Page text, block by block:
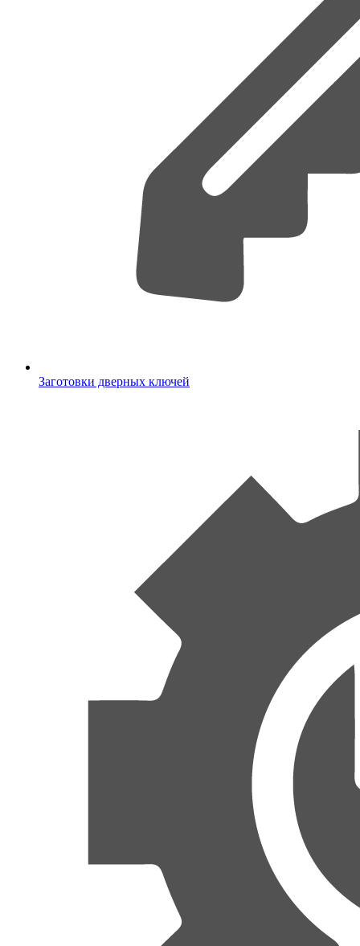
Заготовки дверных ключей